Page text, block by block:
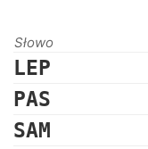
Słowo
LEP
PAS
SAM